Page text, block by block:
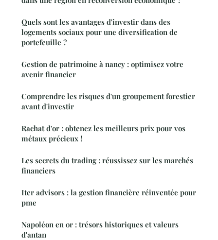
Quels sont les avantages d'investir dans des
logements sociaux pour une diversification de
portefeuille ?
Gestion de patrimoine à nancy : optimisez votre
avenir financier
Comprendre les risques d'un groupement forestier
avant d'investir
Rachat d'or : obtenez les meilleurs prix pour vos
métaux précieux !
Les secrets du trading : réussissez sur les marchés
financiers
Iter advisors : la gestion financière réinventée pour
pme
Napoléon en or : trésors historiques et valeurs
d'antan